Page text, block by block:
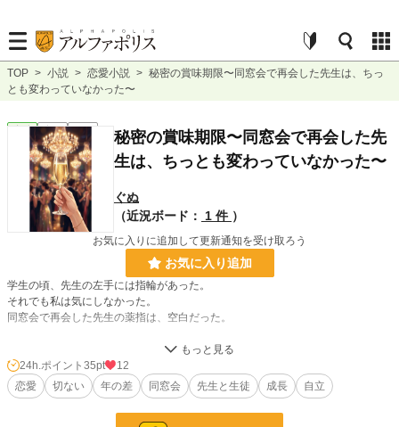
TOP > 小説 > 恋愛小説 > 秘密の賞味期限〜同窓会で再会した先生は、ちっ
とも変わっていなかった〜
恋愛 完結 短編
秘密の賞味期限〜同窓会で再会した先
生は、ちっとも変わっていなかった〜
ぐぬ
（近況ボード：
1 件 ）
お気に入りに追加して更新通知を受け取ろう
お気に入り追加
学生の頃、先生の左手には指輪があった。
それでも私は気にしなかった。
同窓会で再会した先生の薬指は、空白だった。
その声は、狂おしいほど昔のままだった。
19,827 位 / 228,798 件
24h.ポイント 35pt
12
恋愛
切ない 年の差 同窓会 先生と生徒 成長 自立